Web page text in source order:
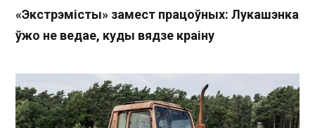
«Экстрэмісты» замест працоўных: Лукашэнка
ўжо не ведае, куды вядзе краіну